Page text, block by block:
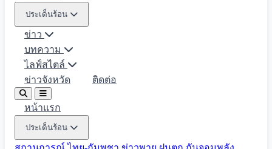
ประเด็นร้อน
ข่าว
บทความ
ไลฟ์สไตล์
ข่าวจังหวัด
ติดต่อ
หน้าแรก
ประเด็นร้อน